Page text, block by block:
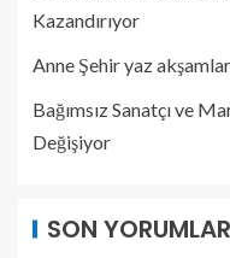
Kazandırıyor
Anne Şehir yaz
Bağımsız Sanatçı ve
Değişiyor
SON YORUMLAR